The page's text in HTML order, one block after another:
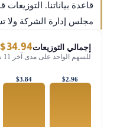
قاعدة بياناتنا. التوزيعات
مجلس إدارة الشركة ولا
إجمالي التوزيعات$34.94
للسهم الواحد على مدى آخر 11 سنوات
$2.96
$3.84